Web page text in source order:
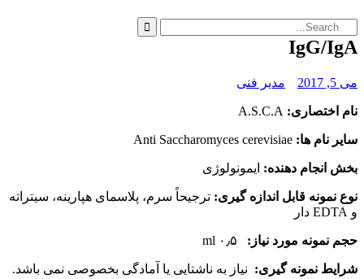
Search
Search
for:
IgG/IgA
می 5, 2017 مدیر فنی
نام اختصاری:
سایر نام ها: Anti Saccharomyces cerevisiae
بخش انجام دهنده: ایمونولوژی
نوع نمونه قابل اندازه گیری: ترجیحاً سرم، پلاسمای هپارینه، سیتراته
و EDTA دار
حجم نمونه مورد نیاز:
شرایط نمونه گیری: نیاز به ناشتایی یا آمادگی بخصوصی نمی باشد.